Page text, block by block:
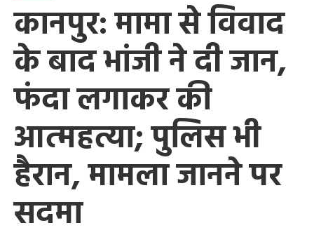
कानपुर: मामा से विवाद
के बाद भांजी ने दी जान,
फंदा लगाकर की
आत्महत्या; पुलिस भी
हैरान, मामला जानने पर
सदमा